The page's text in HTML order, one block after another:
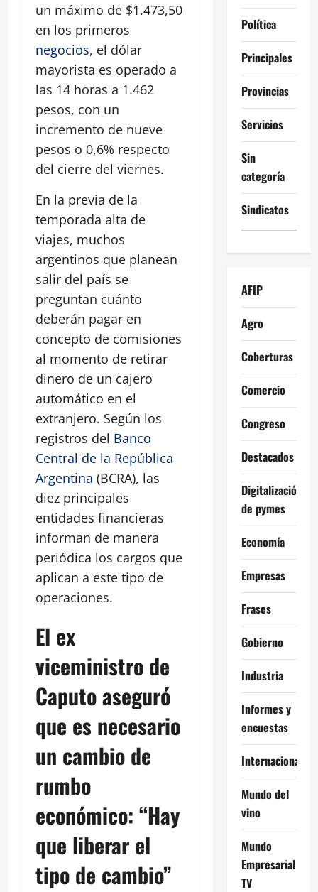
un máximo de $1.473,50
en los primeros
negocios, el dólar
mayorista es operado a
las 14 horas a 1.462
pesos, con un
incremento de nueve
pesos o 0,6% respecto
del cierre del viernes.
En la previa de la
temporada alta de
viajes, muchos
argentinos que planean
salir del país se
preguntan cuánto
deberán pagar en
concepto de comisiones
al momento de retirar
dinero de un cajero
automático en el
extranjero. Según los
registros del Banco
Central de la República
Argentina (BCRA), las
diez principales
entidades financieras
informan de manera
periódica los cargos que
aplican a este tipo de
operaciones.
El ex
viceministro de
Caputo aseguró
que es necesario
un cambio de
rumbo
económico: “Hay
que liberar el
tipo de cambio”
Política
Principales
Provincias
Servicios
Sin
categoría
Sindicatos
AFIP
Agro
Coberturas
Comercio
Congreso
Destacados
Digitalización
de pymes
Economía
Empresas
Frases
Gobierno
Industria
Informes y
encuestas
Internacional
Mundo del
vino
Mundo
Empresarial
TV